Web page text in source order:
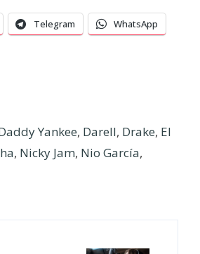
Telegram WhatsApp
Yankee, Darell, Drake, El
, Nicky Jam, Nio García,